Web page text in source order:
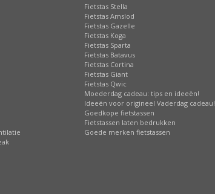
Fietstas Stella
Fietstas Amslod
Fietstas Gazelle
Fietstas Koga
Fietstas Sparta
Fietstas Batavus
Fietstas Cortina
Fietstas Giant
Fietstas Qwic
Moederdag cadeau: tips en ideeën!
Ideeën voor origineel Vaderdag cadeau!
Goedkope fietstassen
Fietstassen laten bedrukken
Goede merken fietstassen